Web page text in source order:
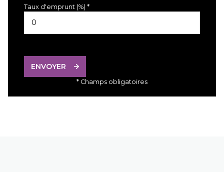
Taux d'emprunt (%) *
ENVOYER
* Champs obligatoires